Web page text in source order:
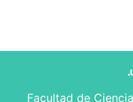
Facultad de